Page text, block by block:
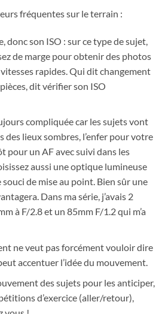
fréquentes sur le terrain :
donc son ISO : sur ce type de sujet,
de marge pour obtenir des photos
rapides. Qui dit changement
dit vérifier son ISO
compliquée car les sujets vont
des lieux sombres, l’enfer pour votre
pour un AF avec suivi dans les
aussi une optique lumineuse
de mise au point. Bien sûr une
Dans ma série, j’avais 2
à F/2.8 et un 85mm F/1.2 qui m’a
ne veut pas forcément vouloir dire
accentuer l’idée du mouvement.
des sujets pour les anticiper,
d’exercice (aller/retour),